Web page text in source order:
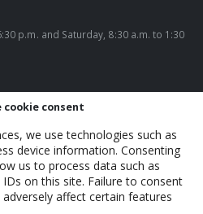
p.m. and Saturday, 8:30 a.m. to 1:30
ALL RIGHTS RESERVED.
cookie consent
we use technologies such as
device information. Consenting
us to process data such as
on this site. Failure to consent
affect certain features